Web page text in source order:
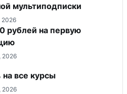
мультиподписки
2026
рублей на первую
2026
на все курсы
2026